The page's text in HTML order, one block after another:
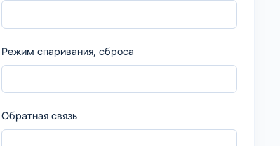
Режим спаривания, сброса
Обратная связь